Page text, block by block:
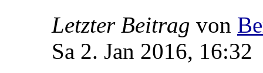
Letzter Beitrag von
Sa 2. Jan 2016, 16:32